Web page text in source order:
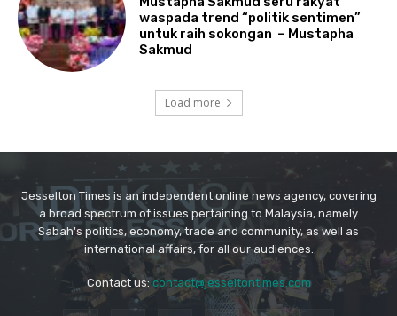
Jesselton Times is an independent online news agency, covering
a broad spectrum of issues pertaining to Malaysia, namely
Sabah's politics, economy, trade and community, as well as
international affairs, for all our audiences.
Contact us:contact@jesseltontimes.com